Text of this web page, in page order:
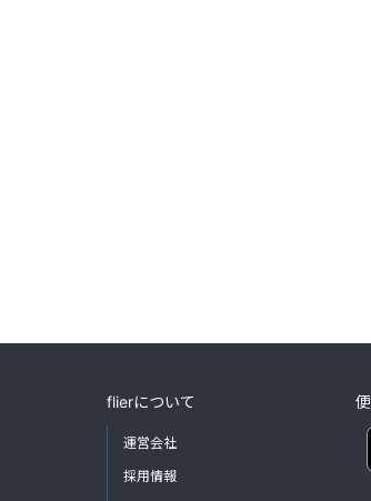
flierについて
運営会社
採用情報